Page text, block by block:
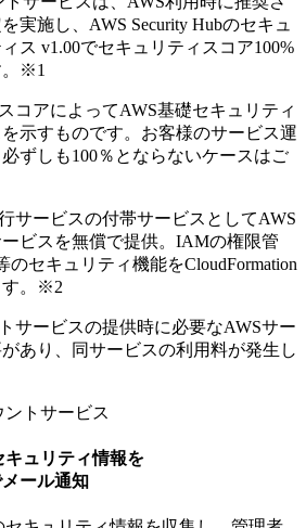
実施し、AWS Security Hubのセキュ
ス v1.00でセキュリティスコア100%
※1
コアによってAWS基礎セキュリティ
示すものです。お客様のサービス運
ずしも100％とならないケースはご
サービスの付帯サービスとしてAWS
ビスを無償で提供。IAMの権限管
のセキュリティ機能をCloudFormation
。
※2
サービスの提供時に必要なAWSサー
あり、同サービスの利用料が発生し
キュリティ情報を
ール通知